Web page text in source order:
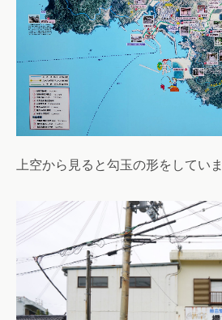
上空から見ると勾玉の形をしていま